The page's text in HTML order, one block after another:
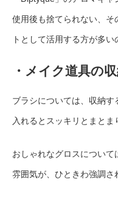
使用後も捨てられない、そ
トとして活用する方が多い
・メイク道具の
ブラシについては、収納
入れるとスッキリとまとま
おしゃれなグロスについ
雰囲気が、ひときわ強調さ